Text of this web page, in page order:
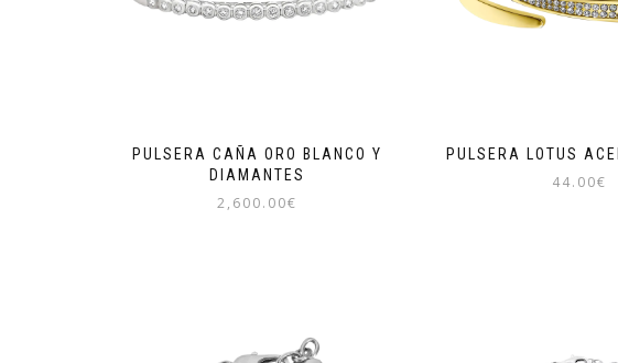
PULSERA CAÑA ORO BLANCO Y
DIAMANTES
2,600.00€
PULSERA LOTUS
44.00€